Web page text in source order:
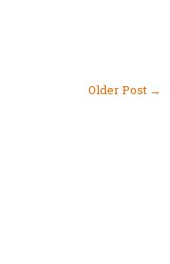
Older Post →